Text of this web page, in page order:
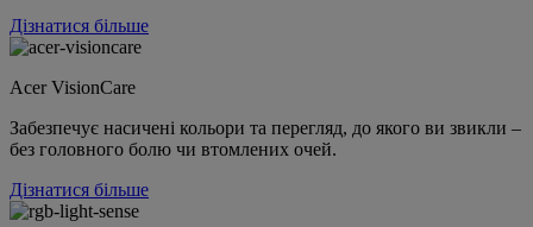
Дізнатися більше
Acer VisionCare
Забезпечує насичені кольори та перегляд, до якого ви звикли –
без головного болю чи втомлених очей.
Дізнатися більше